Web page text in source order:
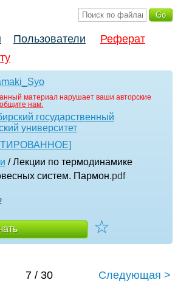
Пользователи
Реферат
материал нарушает ваши авторские
нам.
государственный
университет
/ Лекции по термодинамике
систем. Пармон.pdf
☆
7 / 30 Следующая >